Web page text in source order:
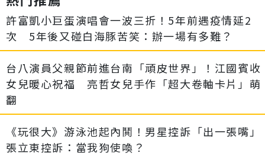
許富凱小巨蛋演唱會一波三折！5年前遇疫情延2
次 5年後又碰白海豚苦笑：辦一場有多難？
台八演員父親節前進台南「頑皮世界」！江國賓收
女兒暖心祝福 亮哲女兒手作「超大卷軸卡片」萌
翻
《玩很大》游泳池起內鬨！男星控訴「出一張嘴」
張立東控訴：當我狗使喚？